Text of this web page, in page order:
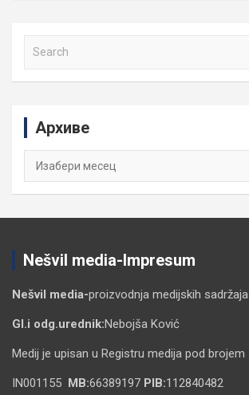
Архиве
Архиве
Nešvil media-Impresum
Nešvil media-proizvodnja medijskih sadržaja
Gl.i odg.urednik:Nebojša Ković
Medij je upisan u Registru medija pod brojem
IN001155 MB:66389197 PIB:112840482